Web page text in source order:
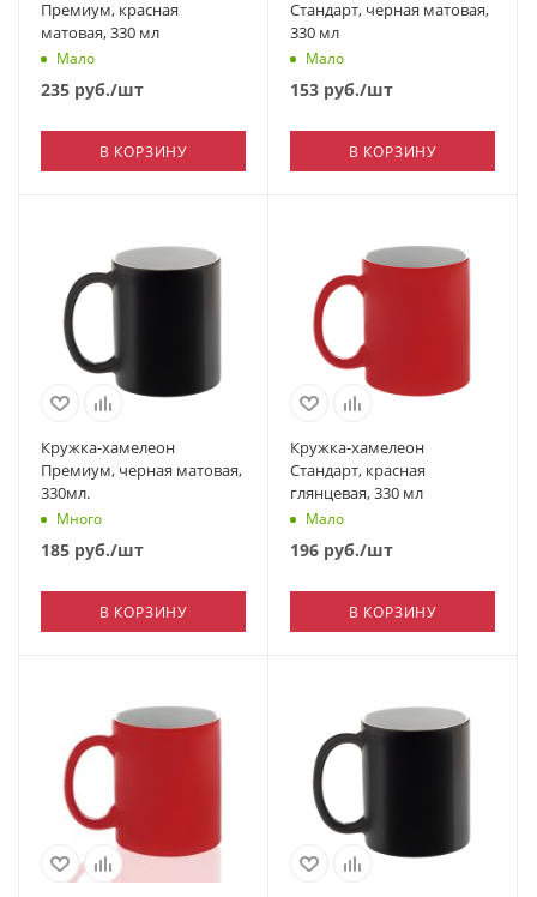
Премиум, красная
матовая, 330 мл
Мало
235 руб./шт
В КОРЗИНУ
Стандарт, черная матовая,
330 мл
Мало
153 руб./шт
В КОРЗИНУ
Кружка-хамелеон
Премиум, черная матовая,
330мл.
Много
185 руб./шт
В КОРЗИНУ
Кружка-хамелеон
Стандарт, красная
глянцевая, 330 мл
Мало
196 руб./шт
В КОРЗИНУ